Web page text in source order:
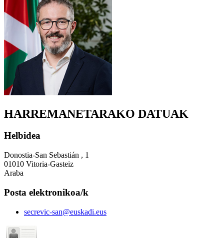
HARREMANETARAKO DATUAK
Helbidea
Donostia-San Sebastián , 1
01010 Vitoria-Gasteiz
Araba
Posta elektronikoa/k
secrevic-san@euskadi.eus